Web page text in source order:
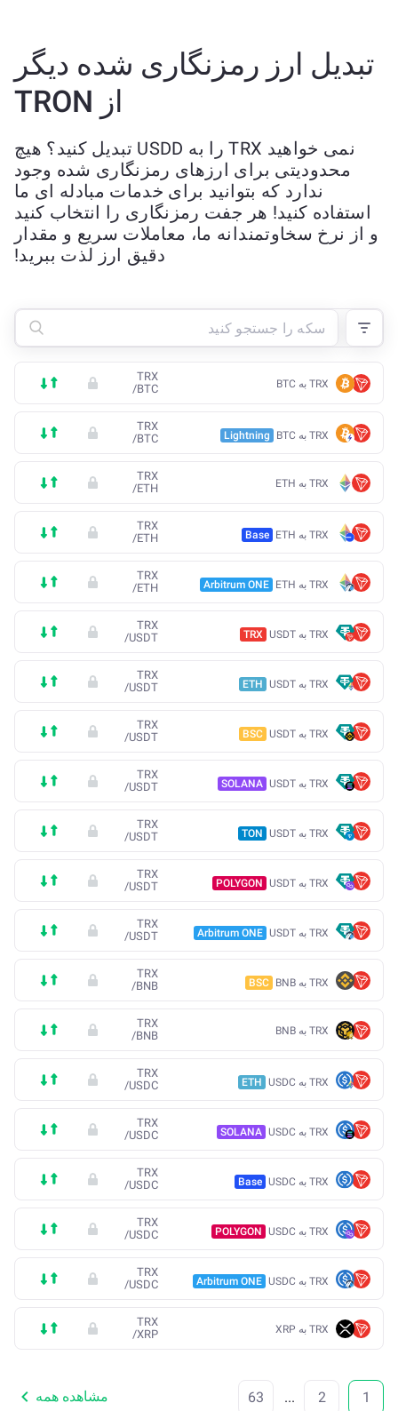
تبدیل ارز رمزنگاری شده دیگر
از TRON
نمی خواهید TRX را به USDD تبدیل کنید؟ هیچ
محدودیتی برای ارزهای رمزنگاری شده وجود
ندارد که بتوانید برای خدمات مبادله ای ما
استفاده کنید! هر جفت رمزنگاری را انتخاب کنید
و از نرخ سخاوتمندانه ما، معاملات سریع و مقدار
دقیق ارز لذت ببرید!
TRX به BTC
TRX
/BTC
TRX به BTC Lightning
TRX
/BTC
TRX به ETH
TRX
/ETH
TRX به ETH Base
TRX
/ETH
TRX به ETH Arbitrum ONE
TRX
/ETH
TRX به USDT TRX
TRX
/USDT
TRX به USDT ETH
TRX
/USDT
TRX به USDT BSC
TRX
/USDT
TRX به USDT SOLANA
TRX
/USDT
TRX به USDT TON
TRX
/USDT
TRX به USDT POLYGON
TRX
/USDT
TRX به USDT Arbitrum ONE
TRX
/USDT
TRX به BNB BSC
TRX
/BNB
TRX به BNB
TRX
/BNB
TRX به USDC ETH
TRX
/USDC
TRX به USDC SOLANA
TRX
/USDC
TRX به USDC Base
TRX
/USDC
TRX به USDC POLYGON
TRX
/USDC
TRX به USDC Arbitrum ONE
TRX
/USDC
TRX به XRP
TRX
/XRP
1
2
...
63 مشاهده همه